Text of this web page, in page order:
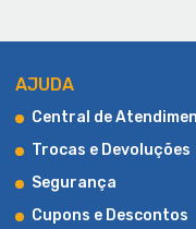
AJUDA
Central de
Trocas e Devoluções
Segurança
Cupons e Descontos